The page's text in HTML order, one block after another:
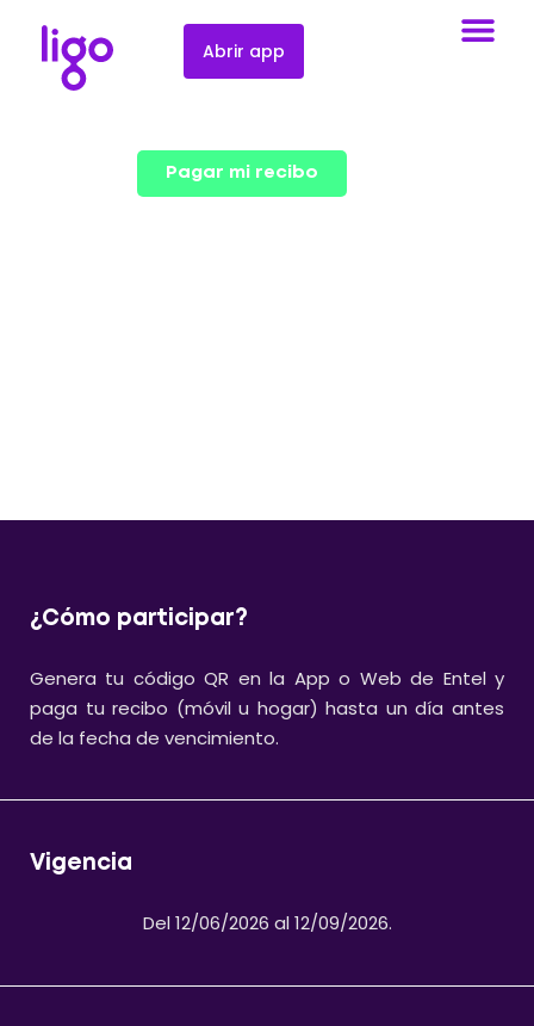
Abrir app
Pagar mi recibo
¿Cómo participar?
Genera tu código QR en la App o Web de Entel y
paga tu recibo (móvil u hogar) hasta un día antes
de la fecha de vencimiento.
Vigencia
Del 12/06/2026 al 12/09/2026.